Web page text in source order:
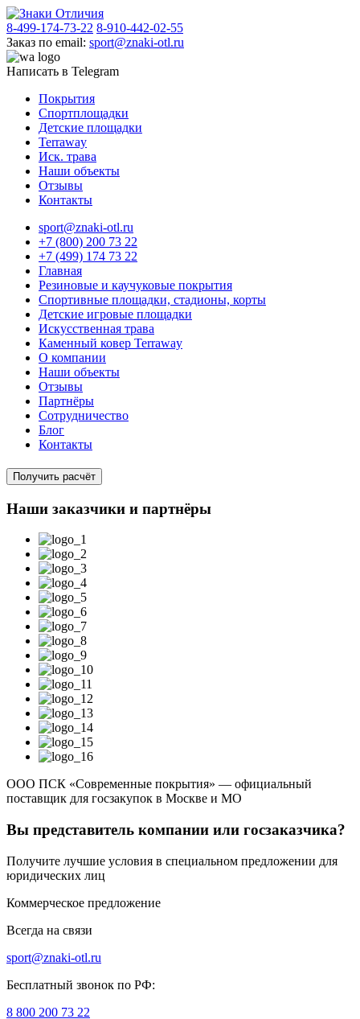
8-499-174-73-22 8-910-442-02-55
Заказ по email: sport@znaki-otl.ru
Написать в Telegram
Покрытия
Спортплощадки
Детские площадки
Terraway
Иск. трава
Наши объекты
Отзывы
Контакты
sport@znaki-otl.ru
+7 (800) 200 73 22
+7 (499) 174 73 22
Главная
Резиновые и каучуковые покрытия
Спортивные площадки, стадионы, корты
Детские игровые площадки
Искусственная трава
Каменный ковер Terraway
О компании
Наши объекты
Отзывы
Партнёры
Сотрудничество
Блог
Контакты
Получить расчёт
Наши заказчики и партнёры
ООО ПСК «Современные покрытия» — официальный
поставщик для госзакупок в Москве и МО
Вы представитель компании или госзаказчика?
Получите лучшие условия в специальном предложении для
юридических лиц
Коммерческое предложение
Всегда на связи
sport@znaki-otl.ru
Бесплатный звонок по РФ:
8 800 200 73 22